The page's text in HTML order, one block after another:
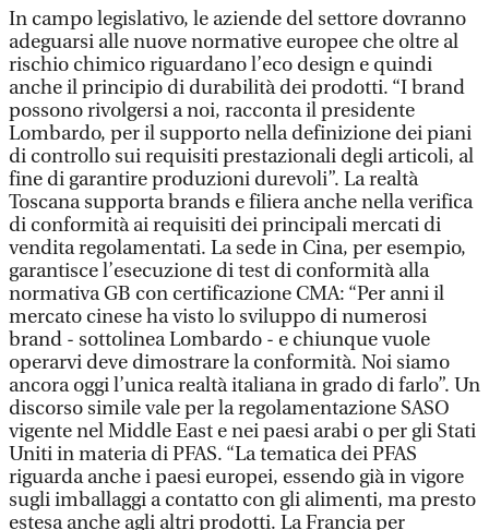
In campo legislativo, le aziende del settore dovranno
adeguarsi alle nuove normative europee che oltre al
rischio chimico riguardano l’eco design e quindi
anche il principio di durabilità dei prodotti. “I brand
possono rivolgersi a noi, racconta il presidente
Lombardo, per il supporto nella definizione dei piani
di controllo sui requisiti prestazionali degli articoli, al
fine di garantire produzioni durevoli”. La realtà
Toscana supporta brands e filiera anche nella verifica
di conformità ai requisiti dei principali mercati di
vendita regolamentati. La sede in Cina, per esempio,
garantisce l’esecuzione di test di conformità alla
normativa GB con certificazione CMA: “Per anni il
mercato cinese ha visto lo sviluppo di numerosi
brand - sottolinea Lombardo - e chiunque vuole
operarvi deve dimostrare la conformità. Noi siamo
ancora oggi l’unica realtà italiana in grado di farlo”. Un
discorso simile vale per la regolamentazione SASO
vigente nel Middle East e nei paesi arabi o per gli Stati
Uniti in materia di PFAS. “La tematica dei PFAS
riguarda anche i paesi europei, essendo già in vigore
sugli imballaggi a contatto con gli alimenti, ma presto
estesa anche agli altri prodotti. La Francia per